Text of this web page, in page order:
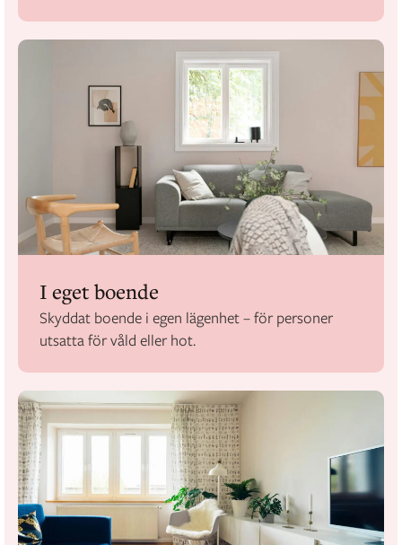
I eget boende
Skyddat boende i egen lägenhet – för personer
utsatta för våld eller hot.